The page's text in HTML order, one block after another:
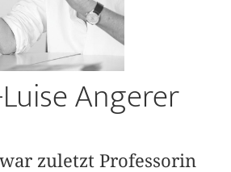
Angerer
war zuletzt Professorin